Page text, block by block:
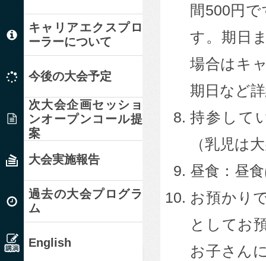
キャリアエクスプロ
ーラーについて
今後の大会予定
次大会企画セッショ
ンオープンコール提
案
大会実施報告
過去の大会プログラ
ム
English
間500円
す。期日
場合はキ
期日など
持参して
（乳児は
昼食：昼
お預かり
としてお
お子さん